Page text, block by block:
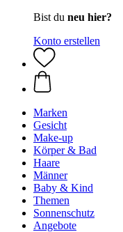
Bist du neu hier?
Konto erstellen
Marken
Gesicht
Make-up
Körper & Bad
Haare
Männer
Baby & Kind
Themen
Sonnenschutz
Angebote